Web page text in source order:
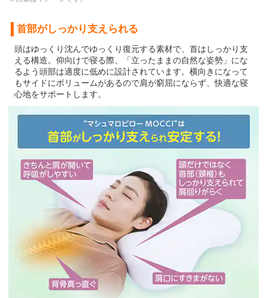
※画像はイメージです。
首部がしっかり支えられる
頭はゆっくり沈んでゆっくり復元する素材で、首はしっかり支
える構造。仰向けで寝る際、「立ったままの自然な姿勢」にな
るよう頭部は適度に低めに設計されています。横向きになって
もサイドにボリュームがあるので肩が窮屈にならず、快適な寝
心地をサポートします。